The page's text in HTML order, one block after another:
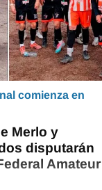
comienza en
Merlo y
disputarán
Amateur